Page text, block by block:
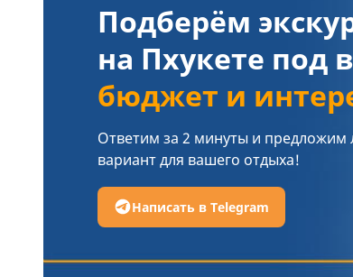
Подберём
на Пхукете под
бюджет и
Ответим за 2 минуты и предложим
вариант для вашего отдыха!
Написать в Telegram